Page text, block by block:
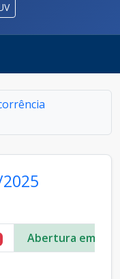
Abertura em: